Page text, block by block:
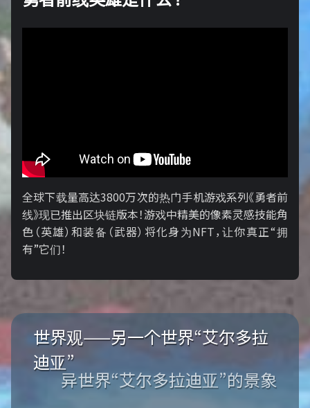
全球下载量高达3800万次的热门手机游戏系列《勇者前
线》现已推出区块链版本！游戏中精美的像素灵感技能角
色（英雄）和装备（武器）将化身为NFT，让你真正“拥
有”它们！
世界观——另一个世界“艾尔多拉
迪亚”
异世界“艾尔多拉迪亚”的景象